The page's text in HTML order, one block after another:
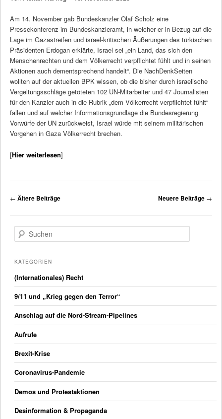
Am 14. November gab Bundeskanzler Olaf Scholz eine
Pressekonferenz im Bundeskanzleramt, in welcher er in Bezug auf die
Lage im Gazastreifen und israel-kritischen Äußerungen des türkischen
Präsidenten Erdogan erklärte, Israel sei „ein Land, das sich den
Menschenrechten und dem Völkerrecht verpflichtet fühlt und in seinen
Aktionen auch dementsprechend handelt“. Die NachDenkSeiten
wollten auf der aktuellen BPK wissen, ob die bisher durch israelische
Vergeltungsschläge getöteten 102 UN-Mitarbeiter und 47 Journalisten
für den Kanzler auch in die Rubrik „dem Völkerrecht verpflichtet fühlt“
fallen und auf welcher Informationsgrundlage die Bundesregierung
Vorwürfe der UN zurückweist, Israel würde mit seinem militärischen
Vorgehen in Gaza Völkerrecht brechen.
[Hier weiterlesen]
Beitragsnavigation
← Ältere Beiträge Neuere Beiträge →
u
h
n
KATEGORIEN
(Internationales) Recht
9/11 und „Krieg gegen den Terror“
Anschlag auf die Nord-Stream-Pipelines
Aufrufe
Brexit-Krise
Coronavirus-Pandemie
Demos und Protestaktionen
Desinformation & Propaganda